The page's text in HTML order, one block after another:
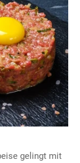
gelingt mit